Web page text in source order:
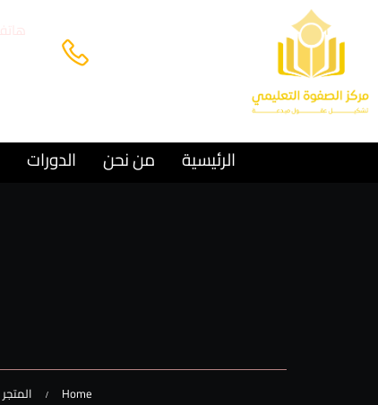
الرئيسية من نحن الدورات
Home المتجر